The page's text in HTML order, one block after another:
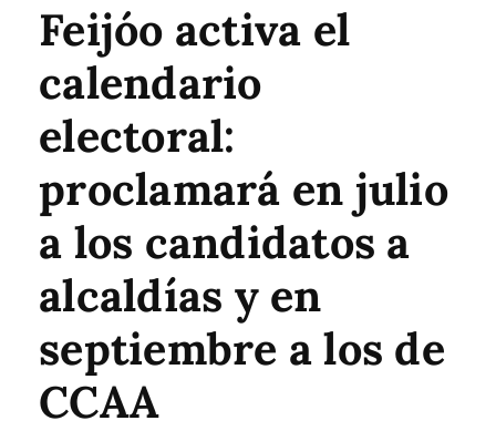
Feijóo activa el
calendario
electoral:
proclamará en julio
a los candidatos a
alcaldías y en
septiembre a los de
CCAA